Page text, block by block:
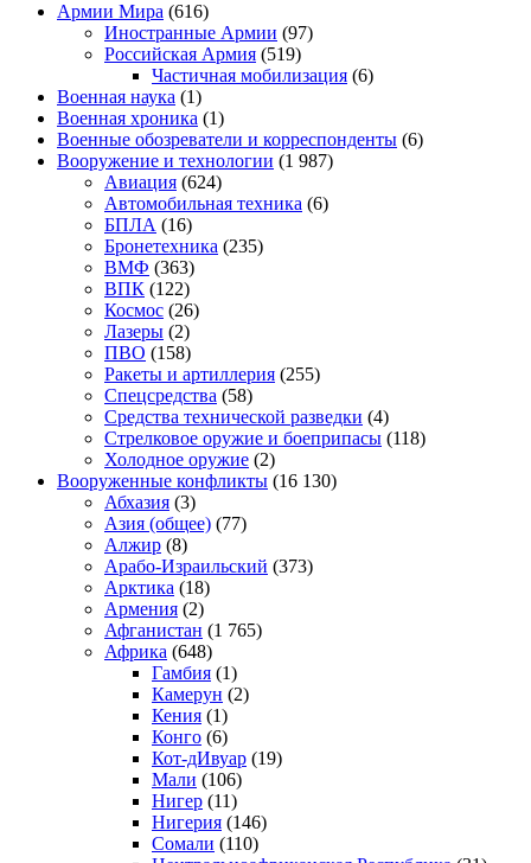
Армии Мира (616)
Иностранные Армии (97)
Российская Армия (519)
Частичная мобилизация (6)
Военная наука (1)
Военная хроника (1)
Военные обозреватели и корреспонденты (6)
Вооружение и технологии (1 987)
Авиация (624)
Автомобильная техника (6)
БПЛА (16)
Бронетехника (235)
ВМФ (363)
ВПК (122)
Космос (26)
Лазеры (2)
ПВО (158)
Ракеты и артиллерия (255)
Спецсредства (58)
Средства технической разведки (4)
Стрелковое оружие и боеприпасы (118)
Холодное оружие (2)
Вооруженные конфликты (16 130)
Абхазия (3)
Азия (общее) (77)
Алжир (8)
Арабо-Израильский (373)
Арктика (18)
Армения (2)
Афганистан (1 765)
Африка (648)
Гамбия (1)
Камерун (2)
Кения (1)
Конго (6)
Кот-дИвуар (19)
Мали (106)
Нигер (11)
Нигерия (146)
Сомали (110)